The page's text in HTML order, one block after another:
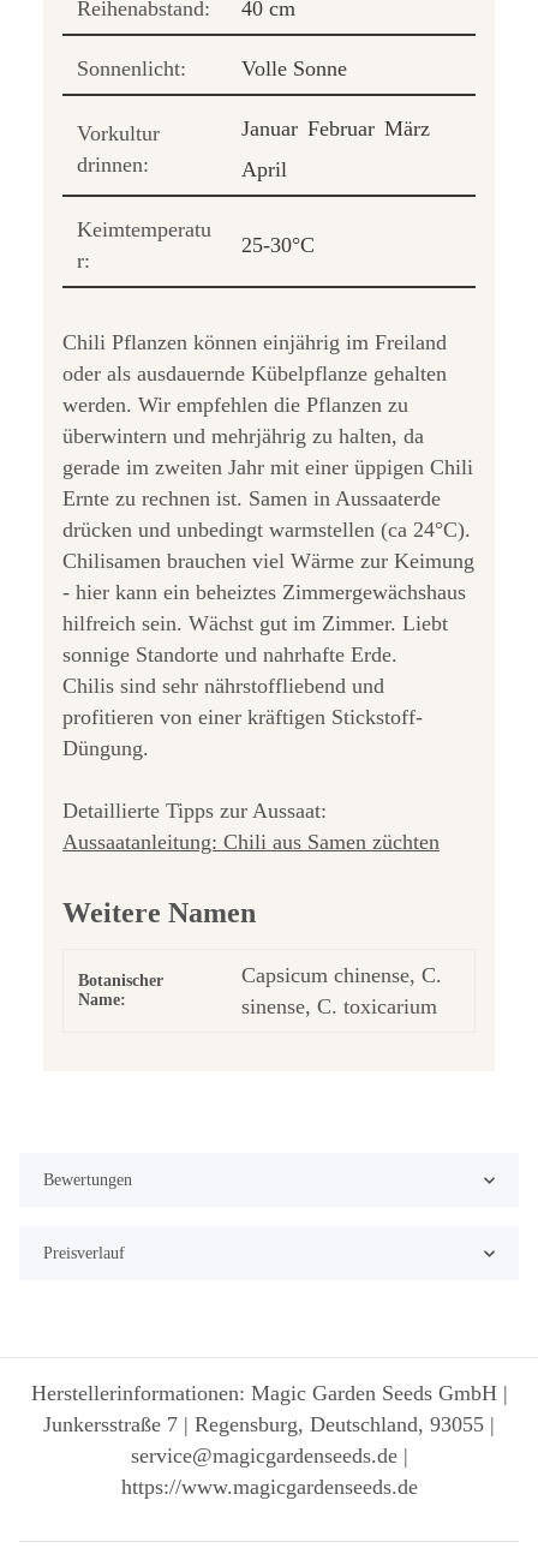
Reihenabstand: 40 cm
Sonnenlicht: Volle Sonne
Vorkultur
drinnen:
Januar Februar März
April
Keimtemperatu
r:
25-30°C
Chili Pflanzen können einjährig im Freiland
oder als ausdauernde Kübelpflanze gehalten
werden. Wir empfehlen die Pflanzen zu
überwintern und mehrjährig zu halten, da
gerade im zweiten Jahr mit einer üppigen Chili
Ernte zu rechnen ist. Samen in Aussaaterde
drücken und unbedingt warmstellen (ca 24°C).
Chilisamen brauchen viel Wärme zur Keimung
- hier kann ein beheiztes Zimmergewächshaus
hilfreich sein. Wächst gut im Zimmer. Liebt
sonnige Standorte und nahrhafte Erde.
Chilis sind sehr nährstoffliebend und
profitieren von einer kräftigen Stickstoff-
Düngung.
Detaillierte Tipps zur Aussaat:
Aussaatanleitung: Chili aus Samen züchten
Weitere Namen
Botanischer
Name:
Capsicum chinense, C.
sinense, C. toxicarium
Bewertungen
Preisverlauf
Herstellerinformationen: Magic Garden Seeds GmbH |
Junkersstraße 7 | Regensburg, Deutschland, 93055 |
service@magicgardenseeds.de |
https://www.magicgardenseeds.de